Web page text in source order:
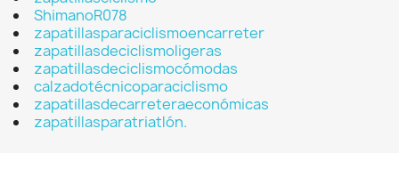
ShimanoR078
zapatillasparaciclismoencarreter
zapatillasdeciclismoligeras
zapatillasdeciclismocómodas
calzadotécnicoparaciclismo
zapatillasdecarreteraeconómicas
zapatillasparatriatlón.